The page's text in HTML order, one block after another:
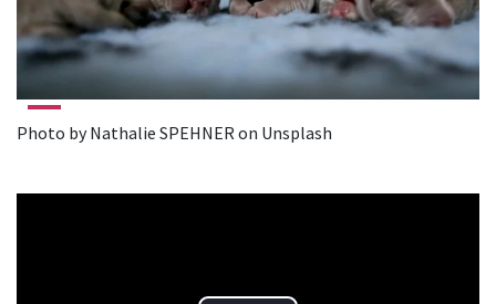
Photo by Nathalie SPEHNER on Unsplash